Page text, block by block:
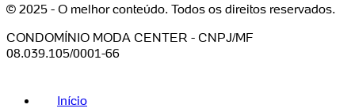
© 2025 - O melhor conteúdo. Todos os direitos reservados.
CONDOMÍNIO MODA CENTER - CNPJ/MF
08.039.105/0001-66
Início